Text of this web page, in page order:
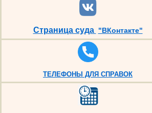
Страница суда "ВКонтакте"
ТЕЛЕФОНЫ ДЛЯ СПРАВОК